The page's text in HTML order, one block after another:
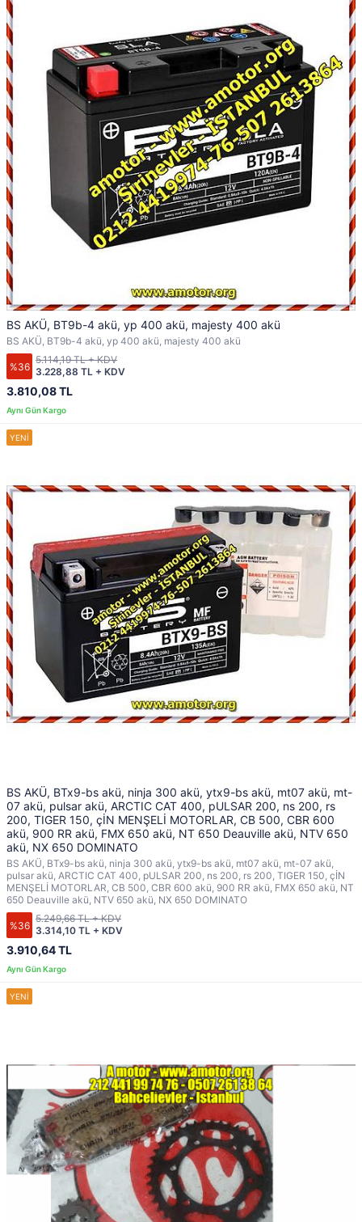
BS AKÜ, BT9b-4 akü, yp 400 akü, majesty 400 akü
BS AKÜ, BT9b-4 akü, yp 400 akü, majesty 400 akü
%36
3.810,08 TL
3.228,88 TL + KDV
5.114,19 TL + KDV
BS AKÜ, BTx9-bs akü, ninja 300 akü, ytx9-bs akü, mt07 akü, mt-
07 akü, pulsar akü, ARCTIC CAT 400, pULSAR 200, ns 200, rs
200, TIGER 150, çİN MENŞELİ MOTORLAR, CB 500, CBR 600
akü, 900 RR akü, FMX 650 akü, NT 650 Deauville akü, NTV 650
akü, NX 650 DOMINATO
BS AKÜ, BTx9-bs akü, ninja 300 akü, ytx9-bs akü, mt07 akü, mt-07 akü,
pulsar akü, ARCTIC CAT 400, pULSAR 200, ns 200, rs 200, TIGER 150, çİN
MENŞELİ MOTORLAR, CB 500, CBR 600 akü, 900 RR akü, FMX 650 akü, NT
650 Deauville akü, NTV 650 akü, NX 650 DOMINATO
%36
3.910,64 TL
3.314,10 TL + KDV
5.249,66 TL + KDV